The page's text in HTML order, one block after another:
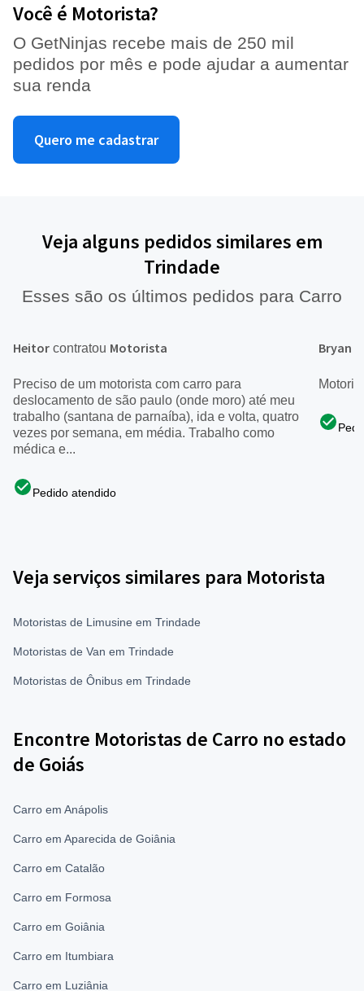
Você é Motorista?
O GetNinjas recebe mais de 250 mil
pedidos por mês e pode ajudar a aumentar
sua renda
Quero me cadastrar
Veja alguns pedidos similares em
Trindade
Esses são os últimos pedidos para Carro
Heitor contratou Motorista
Preciso de um motorista com carro para
deslocamento de são paulo (onde moro) até meu
trabalho (santana de parnaíba), ida e volta, quatro
vezes por semana, em média. Trabalho como
médica e...
Pedido atendido
Bryan
Veja serviços similares para Motorista
Motoristas de Limusine em Trindade
Motoristas de Van em Trindade
Motoristas de Ônibus em Trindade
Encontre Motoristas de Carro no estado
de Goiás
Carro em Anápolis
Carro em Aparecida de Goiânia
Carro em Catalão
Carro em Formosa
Carro em Goiânia
Carro em Itumbiara
Carro em Luziânia